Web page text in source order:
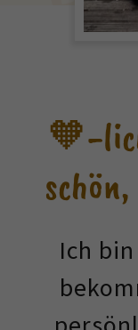
🧡-
Ich